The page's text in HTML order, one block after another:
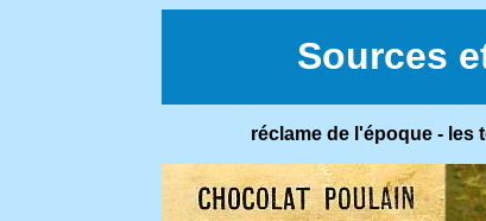
Sources
réclame de l'époque - les